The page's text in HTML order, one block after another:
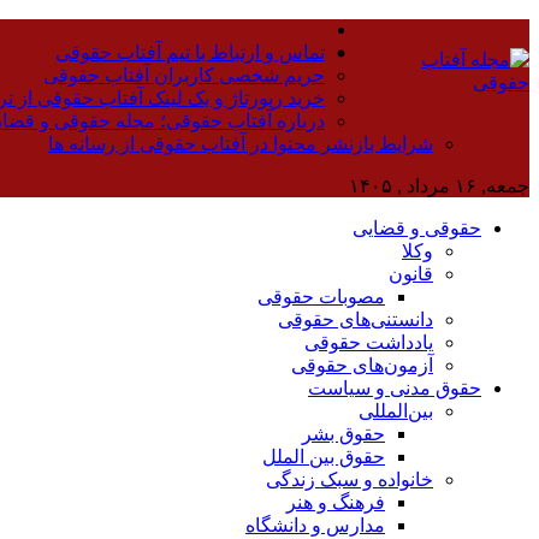
تماس و ارتباط با تیم آفتاب حقوقی
حریم شخصی کاربران آفتاب حقوقی
خرید رپورتاژ و بک لینک آفتاب حقوقی از
درباره آفتاب حقوقی؛ مجله حقوقی و
شرایط بازنشر محتوا در آفتاب حقوقی از رسانه ها
جمعه, ۱۶ مرداد , ۱۴۰۵
حقوقی و قضایی
وکلا
قانون
مصوبات حقوقی
دانستنی‌های حقوقی
یادداشت حقوقی
آزمون‌های حقوقی
حقوق مدنی و سیاست
بین‌المللی
حقوق بشر
حقوق بین الملل
خانواده و سبک زندگی
فرهنگ و هنر
مدارس و دانشگاه